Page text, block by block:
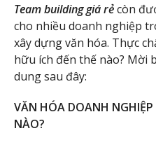
Team building giá rẻcòn
cho nhiều doanh nghiệp
xây dựng văn hóa. Thực
hữu ích đến thế nào? Mời
dung sau đây:
VĂN HÓA DOANH
NÀO?